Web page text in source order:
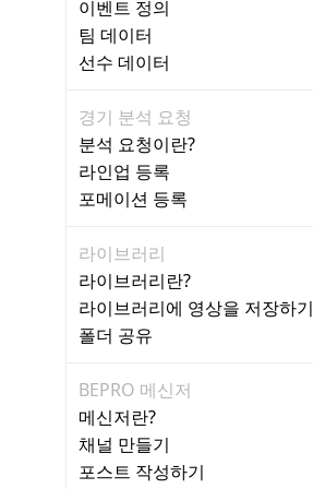
이벤트 정의
팀 데이터
선수 데이터
경기 분석 요청
분석 요청이란?
라인업 등록
포메이션 등록
라이브러리
라이브러리란?
라이브러리에 영상을 저장하기
폴더 공유
BEPRO 메신저
메신저란?
채널 만들기
포스트 작성하기